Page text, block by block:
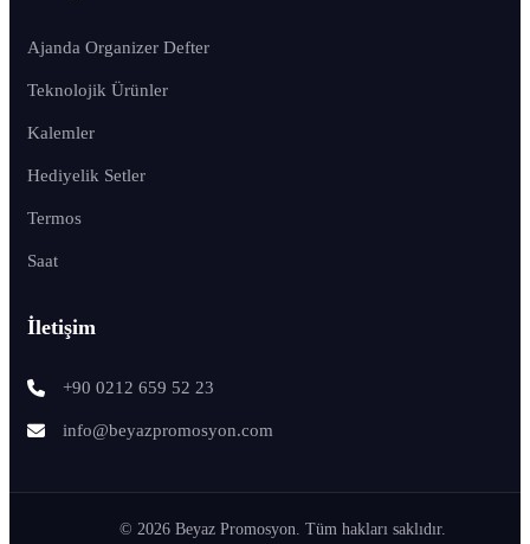
Ajanda Organizer Defter
Teknolojik Ürünler
Kalemler
Hediyelik Setler
Termos
Saat
İletişim
+90 0212 659 52 23
info@beyazpromosyon.com
© 2026 Beyaz Promosyon. Tüm hakları saklıdır.